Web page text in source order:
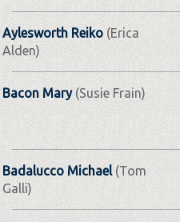
Aylesworth Reiko (Erica
Alden)
Bacon Mary(Susie Frain)
Badalucco Michael(Tom
Galli)